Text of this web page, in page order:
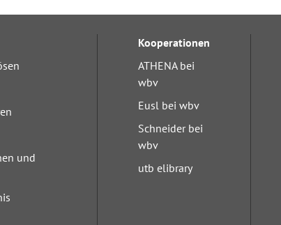
und
Kooperationen
ATHENA bei
wbv
Eusl bei wbv
Schneider bei
wbv
utb elibrary